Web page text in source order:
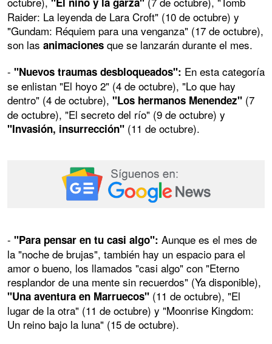
Raider: La leyenda de Lara Croft" (10 de octubre) y
"Gundam: Réquiem para una venganza" (17 de octubre),
son las animaciones que se lanzarán durante el mes.
- "Nuevos traumas desbloqueados": En esta categoría
se enlistan "El hoyo 2" (4 de octubre), "Lo que hay
dentro" (4 de octubre), "Los hermanos Menendez" (7
de octubre), "El secreto del río" (9 de octubre) y
"Invasión, insurrección" (11 de octubre).
- "Para pensar en tu casi algo": Aunque es el mes de
la "noche de brujas", también hay un espacio para el
amor o bueno, los llamados "casi algo" con "Eterno
resplandor de una mente sin recuerdos" (Ya disponible),
"Una aventura en Marruecos" (11 de octubre), "El
lugar de la otra" (11 de octubre) y "Moonrise Kingdom:
Un reino bajo la luna" (15 de octubre).